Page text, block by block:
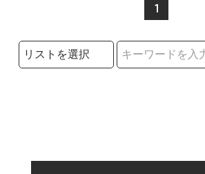
1
検索リストの選択